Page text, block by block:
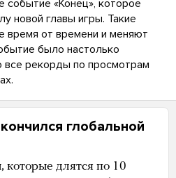
событие «Конец», которое
новой главы игры. Такие
время от времени и меняют
было настолько
рекорды по просмотрам
глобальной
которые длятся по 10